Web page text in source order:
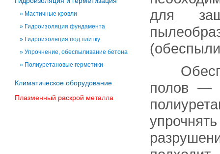
» Мастичные кровли
» Гидроизоляция фундамента
» Гидроизоляция под плитку
» Упрочнение, обеспыливание бетона
» Полиуретановые герметики
Климатическое оборудование
Плазменный раскрой металла
для
полов —